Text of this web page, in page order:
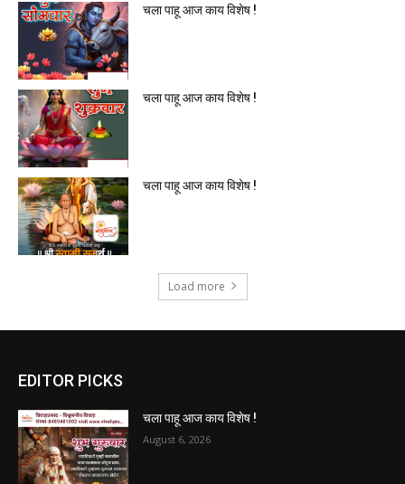
चला पाहू आज काय विशेष !
चला पाहू आज काय विशेष !
चला पाहू आज काय विशेष !
Load more
EDITOR PICKS
चला पाहू आज काय विशेष !
August 6, 2026